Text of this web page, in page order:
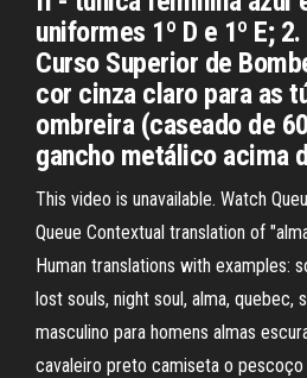
uniformes 1º D e 1º E;
Curso Superior de
cor cinza claro para as
ombreira (caseado de
gancho metálico acima
This video is unavailable. Watch
Queue Contextual translation of
Human translations with examples:
lost souls, night soul, alma, quebec,
masculino para homens almas
cavaleiro preto camiseta o pescoço